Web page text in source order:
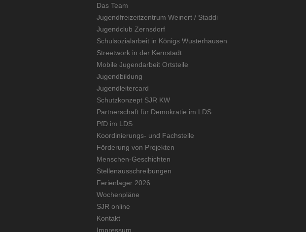
Das Team
Jugendfreizeitzentrum Weinert / Staddi
Jugendclub Zernsdorf
Schulsozialarbeit in Königs Wusterhausen
Streetwork in der Kernstadt
Mobile Jugendarbeit Ortsteile
Jugendbildung
Jugendleitercard
Schutzkonzept SJR KW
Partnerschaft für Demokratie im LDS
PfD im LDS
Koordinierungs- und Fachstelle
Förderung von Projekten
Menschen-Geschichten
Stellenausschreibungen
Ferienlager 2026
Wochenpläne
SJR online
Kontakt
Impressum